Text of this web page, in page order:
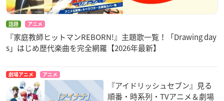
話題 アニメ
『家庭教師ヒットマンREBORN!』主題歌一覧！「Drawing day
s」はじめ歴代楽曲を完全網羅【2026年最新】
劇場アニメ アニメ
『アイドリッシュセブン』見る
順番・時系列・TVアニメ＆劇場